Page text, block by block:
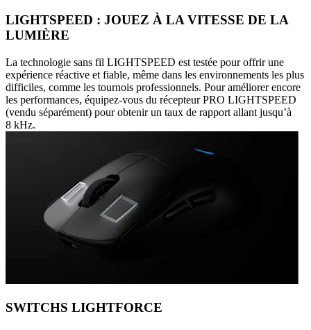
LIGHTSPEED : JOUEZ À LA VITESSE DE LA
LUMIÈRE
La technologie sans fil LIGHTSPEED est testée pour offrir une
expérience réactive et fiable, même dans les environnements les plus
difficiles, comme les tournois professionnels. Pour améliorer encore
les performances, équipez-vous du récepteur PRO LIGHTSPEED
(vendu séparément) pour obtenir un taux de rapport allant jusqu’à
8 kHz.
SWITCHS LIGHTFORCE